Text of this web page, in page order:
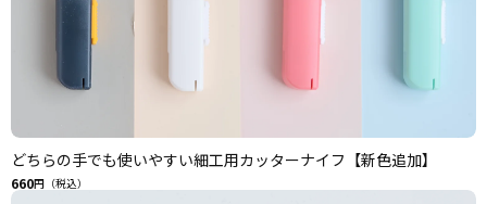
どちらの手でも使いやすい細工用カッターナイフ【新色追加】
660円（税込）